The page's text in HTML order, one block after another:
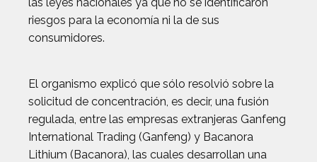
riesgos para la economía ni la de sus
consumidores.
El organismo explicó que sólo resolvió sobre la
solicitud de concentración, es decir, una fusión
regulada, entre las empresas extranjeras Ganfeng
International Trading (Ganfeng) y Bacanora
Lithium (Bacanora), las cuales desarrollan una